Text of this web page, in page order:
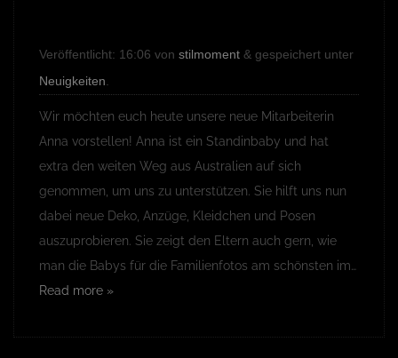
Veröffentlicht: 16:06 von stilmoment & gespeichert unter
Neuigkeiten
Wir möchten euch heute unsere neue Mitarbeiterin
Anna vorstellen! Anna ist ein Standinbaby und hat
extra den weiten Weg aus Australien auf sich
genommen, um uns zu unterstützen. Sie hilft uns nun
dabei neue Deko, Anzüge, Kleidchen und Posen
auszuprobieren. Sie zeigt den Eltern auch gern, wie
man die Babys für die Familienfotos am schönsten im…
Read more »